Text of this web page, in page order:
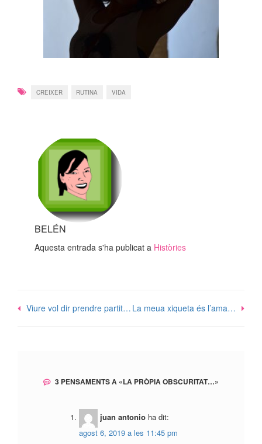
CREIXER RUTINA VIDA
BELÉN
Aquesta entrada s'ha publicat a Històries
Navegació
Viure vol dir prendre partit… La meua xiqueta és l’ama…
3 PENSAMENTS A «LA PRÒPIA OBSCURITAT…»
juan antonio ha dit:
agost 6, 2019 a les 11:45 pm